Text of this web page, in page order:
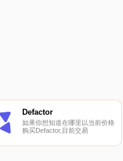
Defactor
如果你想知道在哪里以当前价格
购买Defactor,目前交易
交易所是BingX、MEXC、ProBit